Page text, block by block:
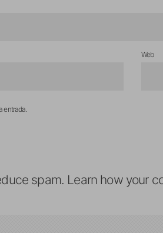
Web
entrada.
spam. Learn how your